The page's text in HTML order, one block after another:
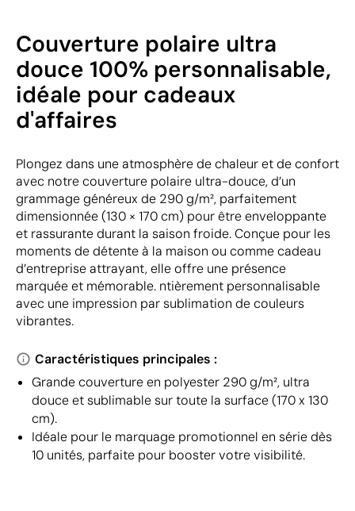
Couverture polaire ultra
douce 100% personnalisable,
idéale pour cadeaux
d'affaires
Plongez dans une atmosphère de chaleur et de confort
avec notre couverture polaire ultra-douce, d’un
grammage généreux de 290 g/m², parfaitement
dimensionnée (130 × 170 cm) pour être enveloppante
et rassurante durant la saison froide. Conçue pour les
moments de détente à la maison ou comme cadeau
d’entreprise attrayant, elle offre une présence
marquée et mémorable. ntièrement personnalisable
avec une impression par sublimation de couleurs
vibrantes.
Caractéristiques principales :
Grande couverture en polyester 290 g/m², ultra
douce et sublimable sur toute la surface (170 x 130
cm).
Idéale pour le marquage promotionnel en série dès
10 unités, parfaite pour booster votre visibilité.